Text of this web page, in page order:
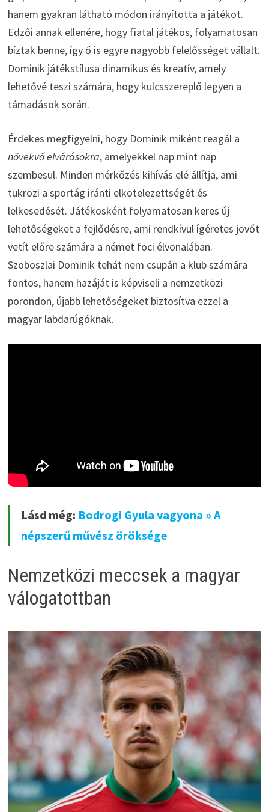
hanem gyakran látható módon irányította a játékot.
Edzői annak ellenére, hogy fiatal játékos, folyamatosan
bíztak benne, így ő is egyre nagyobb felelősséget vállalt.
Dominik játékstílusa dinamikus és kreatív, amely
lehetővé teszi számára, hogy kulcsszereplő legyen a
támadások során.
Érdekes megfigyelni, hogy Dominik miként reagál a
növekvő elvárásokra, amelyekkel nap mint nap
szembesül. Minden mérkőzés kihívás elé állítja, ami
tükrözi a sportág iránti elkötelezettségét és
lelkesedését. Játékosként folyamatosan keres új
lehetőségeket a fejlődésre, ami rendkívül ígéretes jövőt
vetít előre számára a német foci élvonalában.
Szoboszlai Dominik tehát nem csupán a klub számára
fontos, hanem hazáját is képviseli a nemzetközi
porondon, újabb lehetőségeket biztosítva ezzel a
magyar labdarúgóknak.
Lásd még: Bodrogi Gyula vagyona » A
népszerű művész öröksége
Nemzetközi meccsek a magyar
válogatottban